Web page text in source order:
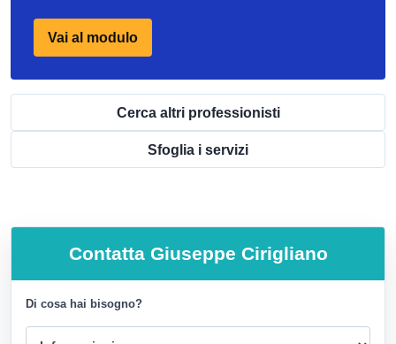
Vai al modulo
Cerca altri professionisti
Sfoglia i servizi
Contatta Giuseppe Cirigliano
Di cosa hai bisogno?